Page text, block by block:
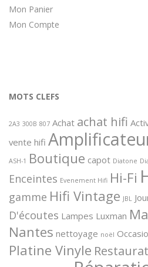
Mon Panier
Mon Compte
MOTS CLEFS
2A3 300B 807 Achat achat hifi
vente hifi
ASH-1 Boutique capot Diatone
Enceintes Evenement Hifi Hi-Fi
gamme Hifi Vintage JBL
D'écoutes Lampes Luxman
Nantes nettoyage noël
Platine Vinyle